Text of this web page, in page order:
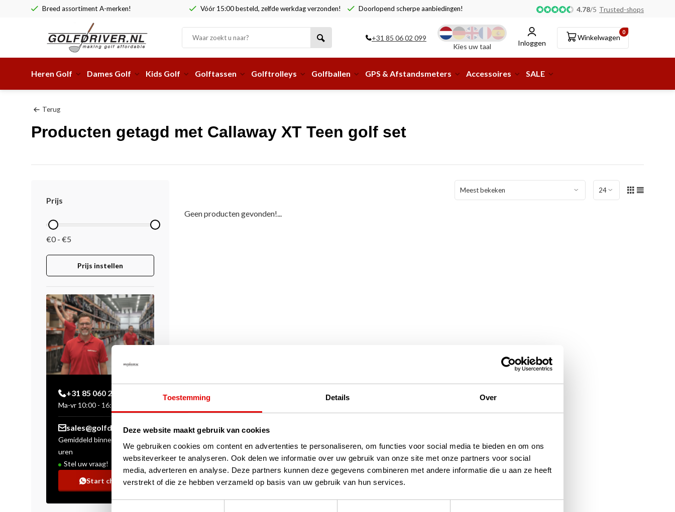
Toestemming Details Over
Deze website maakt gebruik van cookies
We gebruiken cookies om content en advertenties te personaliseren, om functies voor social media te bieden en om ons
websiteverkeer te analyseren. Ook delen we informatie over uw gebruik van onze site met onze partners voor social
media, adverteren en analyse. Deze partners kunnen deze gegevens combineren met andere informatie die u aan ze heeft
verstrekt of die ze hebben verzameld op basis van uw gebruik van hun services.
Toestemmingsselectie
Breed assortiment A-merken! Vóór 15:00 besteld, zelfde werkdag verzonden! Doorlopend scherpe aanbiedingen! Afhalen of aflevering bij pakketshop mogelijk!
4.78/5 Trusted-shops
+31 85 06 02 099
Kies uw taal
Inloggen
0
Winkelwagen
Heren Golf Dames Golf Kids Golf Golftassen Golftrolleys Golfballen GPS & Afstandsmeters Accessoires SALE
Terug
Producten getagd met Callaway XT Teen golf set
Prijs
€0 - €5
Prijs instellen
+31 85 060 20 99
Ma-vr 10:00 - 16:00 uur
sales@golfdriver.nl
Gemiddeld binnen enkele
uren
Stel uw vraag!
Start chat
Geen producten gevonden!...